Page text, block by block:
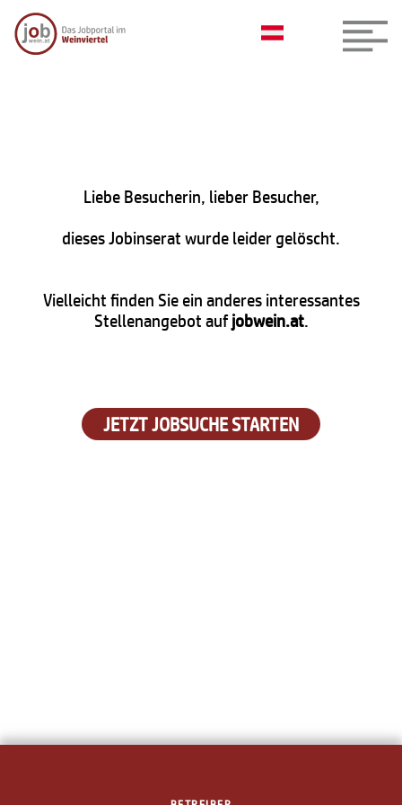
Liebe Besucherin, lieber Besucher,
dieses Jobinserat wurde leider gelöscht.
Vielleicht finden Sie ein anderes interessantes
Stellenangebot aufjobwein.at.
JETZT JOBSUCHE STARTEN